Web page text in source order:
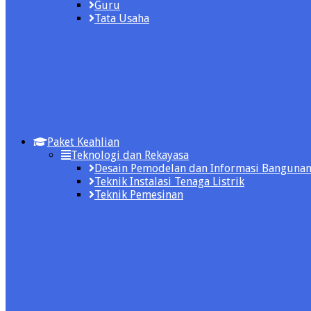
Guru
Tata Usaha
Paket Keahlian
Teknologi dan Rekayasa
Desain Pemodelan dan Informasi Bangunan
Teknik Instalasi Tenaga Listrik
Teknik Pemesinan